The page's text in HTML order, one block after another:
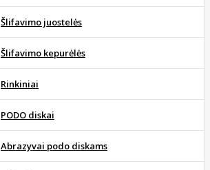
Šlifavimo juostelės
Šlifavimo kepurėlės
Rinkiniai
PODO diskai
Abrazyvai podo diskams